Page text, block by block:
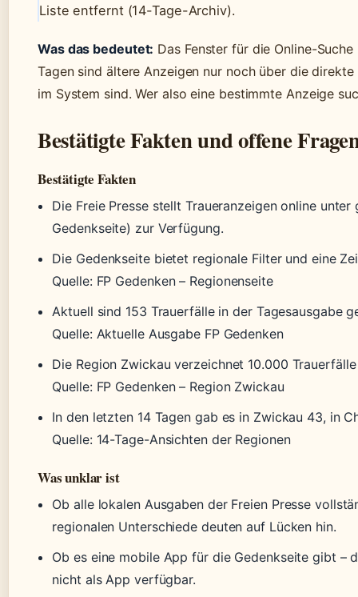
Liste entfernt (14-Tage-Archiv).
Was das bedeutet: Das Fenster für die Online-
Tagen sind ältere Anzeigen nur noch über die
im System sind. Wer also eine bestimmte Anzeige
Bestätigte Fakten und offene
Bestätigte Fakten
Die Freie Presse stellt Traueranzeigen online
Gedenkseite) zur Verfügung.
Die Gedenkseite bietet regionale Filter und eine
Quelle: FP Gedenken – Regionenseite
Aktuell sind 153 Trauerfälle in der Tagesausgabe
Quelle: Aktuelle Ausgabe FP Gedenken
Die Region Zwickau verzeichnet 10.000
Quelle: FP Gedenken – Region Zwickau
In den letzten 14 Tagen gab es in Zwickau 43, in
Quelle: 14-Tage-Ansichten der Regionen
Was unklar ist
Ob alle lokalen Ausgaben der Freien Presse
regionalen Unterschiede deuten auf Lücken hin.
Ob es eine mobile App für die Gedenkseite gibt –
nicht als App verfügbar.